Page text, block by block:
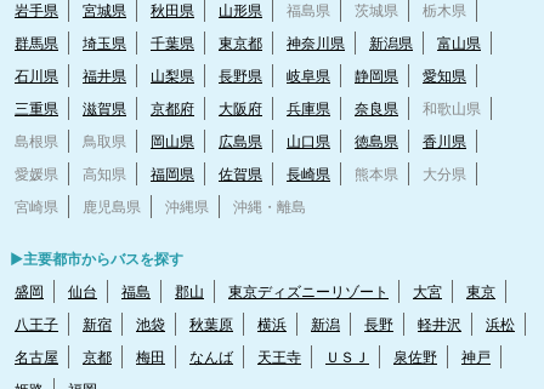
岩手県
宮城県 秋田県 山形県 福島県 茨城県
栃木県
群馬県
埼玉県 千葉県 東京都 神奈川県 新潟県
富山県
石川県
福井県 山梨県 長野県 岐阜県 静岡県
愛知県
三重県
滋賀県 京都府 大阪府 兵庫県 奈良県
和歌山県
島根県
鳥取県 岡山県 広島県 山口県 徳島県
香川県
愛媛県
高知県 福岡県 佐賀県 長崎県 熊本県
大分県
宮崎県
鹿児島県 沖縄県 沖縄・離島
▶主要都市からバスを探す
盛岡
仙台 福島 郡山 東京ディズニーリゾート 大宮
東京
八王子
新宿 池袋 秋葉原 横浜 新潟 長野 軽井沢
浜松
名古屋
京都 梅田 なんば 天王寺 ＵＳＪ 泉佐野
神戸